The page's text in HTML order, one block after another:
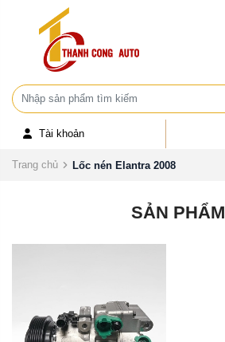
Tài khoản
Trang chủ Lốc nén Elantra 2008
SẢN PHẨM